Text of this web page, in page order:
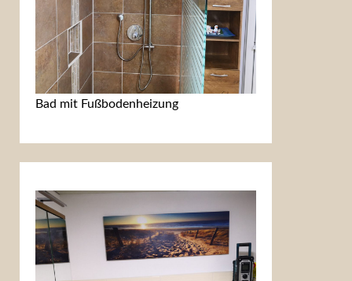
Bad mit Fußbodenheizung